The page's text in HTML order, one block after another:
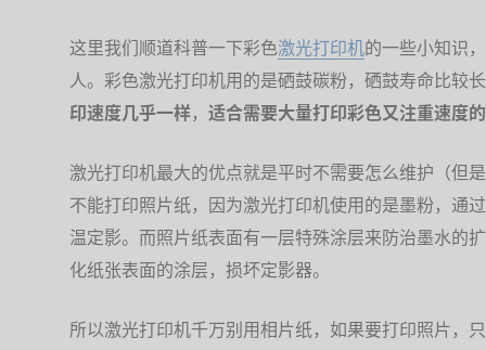
这里我们顺道科普一下彩色激光打印机的一些小知识
人。彩色激光打印机用的是硒鼓碳粉，硒鼓寿命比较
印速度几乎一样， 适合需要大量打印彩色又注重速度
激光打印机最大的优点就是平时不需要怎么维护（但
不能打印照片纸，因为激光打印机使用的是墨粉，通
温定影。而照片纸表面有一层特殊涂层来防治墨水的
化纸张表面的涂层，损坏定影器。
所以激光打印机千万别用相片纸，如果要打印照片，